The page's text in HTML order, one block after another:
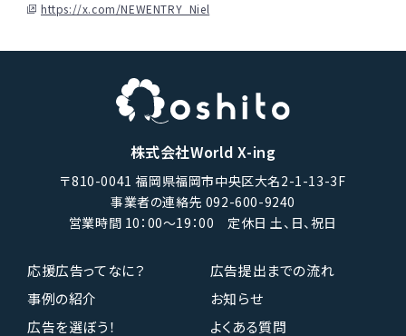
https://x.com/NEWENTRY_Niel
株式会社World X-ing
〒810-0041 福岡県福岡市中央区大名2-1-13-3F
事業者の連絡先 092-600-9240
営業時間 10：00〜19：00 定休日 土、日、祝日
応援広告ってなに？
広告提出までの流れ
事例の紹介
お知らせ
広告を選ぼう！
よくある質問